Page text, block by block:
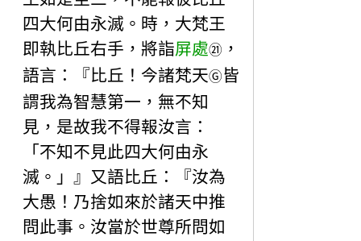
四大何由永滅。時，大梵王
即執比丘右手，將詣屏處㉑ ，
語言：『比丘！今諸梵天Ⓖ皆
謂我為智慧第一，無不知
見，是故我不得報汝言：
「不知不見此四大何由永
滅。」』又語比丘：『汝為
大愚！乃捨如來於諸天中推
問此事。汝當於世尊所問如